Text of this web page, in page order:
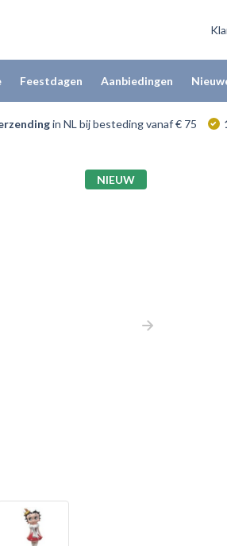
Feestdagen Aanbiedingen
in NL bij besteding vanaf € 75
NIEUW